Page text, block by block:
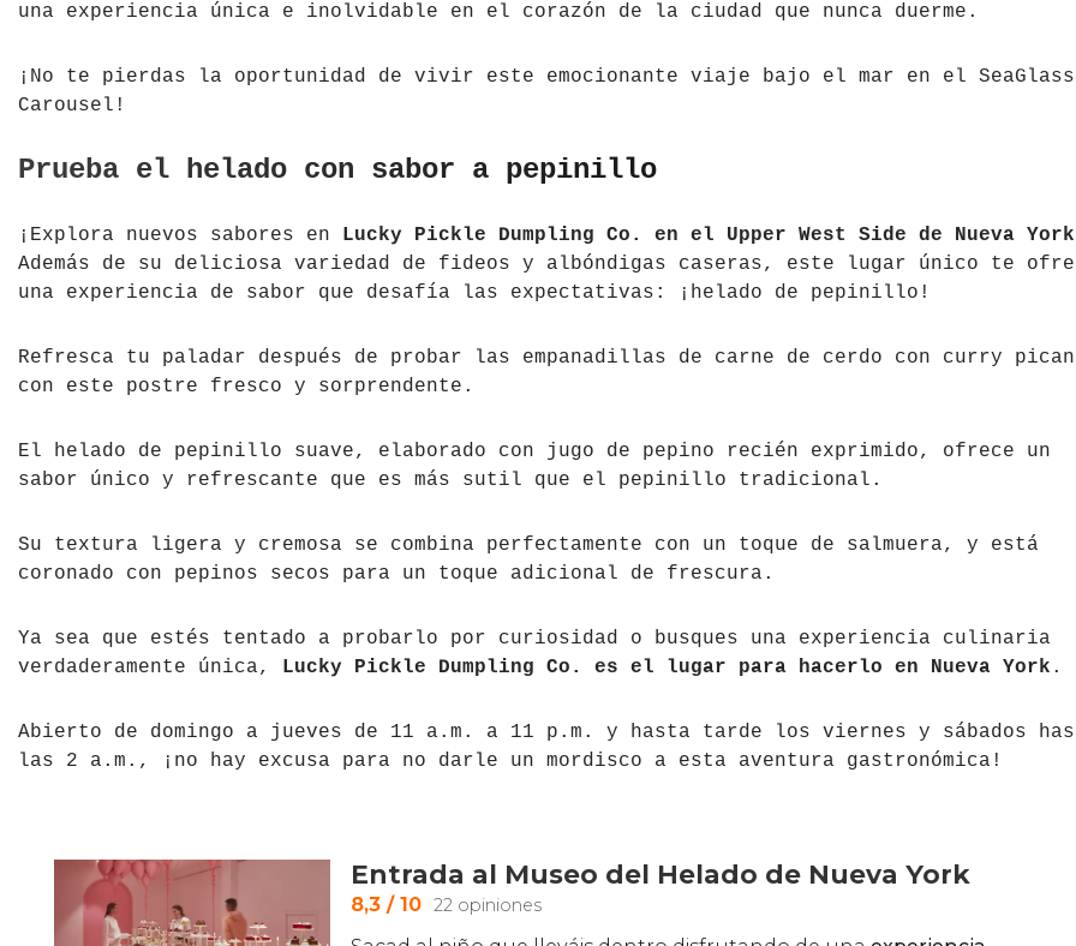
una experiencia única e inolvidable en el corazón de la ciudad que nunca duerme.
¡No te pierdas la oportunidad de vivir este emocionante viaje bajo el mar en el SeaGlass
Carousel!
Prueba el helado con sabor a pepinillo
¡Explora nuevos sabores en Lucky Pickle Dumpling Co. en el Upper West Side de Nueva York
Además de su deliciosa variedad de fideos y albóndigas caseras, este lugar único te
una experiencia de sabor que desafía las expectativas: ¡helado de pepinillo!
Refresca tu paladar después de probar las empanadillas de carne de cerdo con curry
con este postre fresco y sorprendente.
El helado de pepinillo suave, elaborado con jugo de pepino recién exprimido, ofrece un
sabor único y refrescante que es más sutil que el pepinillo tradicional.
Su textura ligera y cremosa se combina perfectamente con un toque de salmuera, y está
coronado con pepinos secos para un toque adicional de frescura.
Ya sea que estés tentado a probarlo por curiosidad o busques una experiencia culinaria
verdaderamente única, Lucky Pickle Dumpling Co. es el lugar para hacerlo en Nueva York .
Abierto de domingo a jueves de 11 a.m. a 11 p.m. y hasta tarde los viernes y sábados
las 2 a.m., ¡no hay excusa para no darle un mordisco a esta aventura gastronómica!